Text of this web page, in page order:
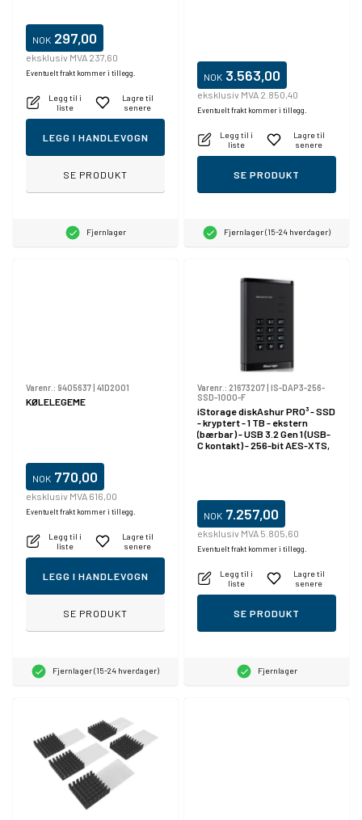
NOK 297,00
eksklusiv MVA 237,60
Eventuelt frakt kommer i tillegg.
Legg til i
liste
Lagre til
senere
LEGG I HANDLEVOGN
SE PRODUKT
Fjernlager
NOK 3.563,00
eksklusiv MVA 2.850,40
Eventuelt frakt kommer i tillegg.
Legg til i
liste
Lagre til
senere
SE PRODUKT
Fjernlager (15-24 hverdager)
Varenr.: 9405637 41D2001
KØLELEGEME
NOK 770,00
eksklusiv MVA 616,00
Eventuelt frakt kommer i tillegg.
Legg til i
liste
Lagre til
senere
LEGG I HANDLEVOGN
SE PRODUKT
Fjernlager (15-24 hverdager)
Varenr.: 21673207 IS-DAP3-256-
SSD-1000-F
iStorage diskAshur PRO³ - SSD
- kryptert - 1 TB - ekstern
(bærbar) - USB 3.2 Gen 1 (USB-
C kontakt) - 256-bit AES-XTS,
samsvar
NOK 7.257,00
eksklusiv MVA 5.805,60
Eventuelt frakt kommer i tillegg.
Legg til i
liste
Lagre til
senere
SE PRODUKT
Fjernlager